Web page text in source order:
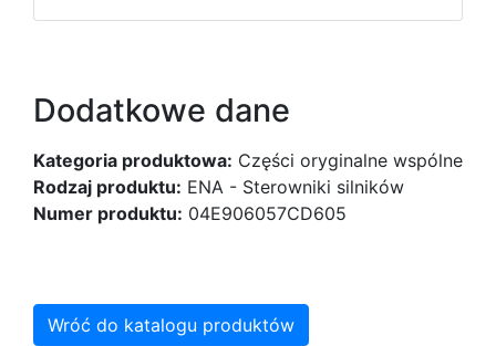
Dodatkowe dane
Kategoria produktowa: Części oryginalne wspólne
Rodzaj produktu: ENA - Sterowniki silników
Numer produktu: 04E906057CD605
Wróć do katalogu produktów